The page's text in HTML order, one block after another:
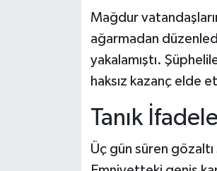
Mağdur
ağarmadan
yakalamıştı.
haksız kazanç elde
Tanık
Üç gün süren